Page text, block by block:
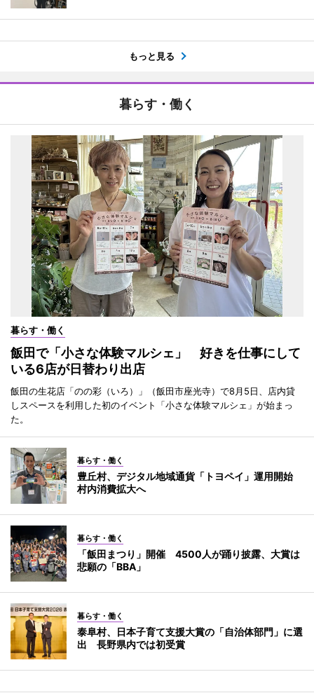
もっと見る
暮らす・働く
暮らす・働く
飯田で「小さな体験マルシェ」 好きを仕事にして
いる6店が日替わり出店
飯田の生花店「のの彩（いろ）」（飯田市座光寺）で8月5日、店内貸
しスペースを利用した初のイベント「小さな体験マルシェ」が始まっ
た。
暮らす・働く
豊丘村、デジタル地域通貨「トヨペイ」運用開始
村内消費拡大へ
暮らす・働く
「飯田まつり」開催 4500人が踊り披露、大賞は
悲願の「BBA」
暮らす・働く
泰阜村、日本子育て支援大賞の「自治体部門」に選
出 長野県内では初受賞